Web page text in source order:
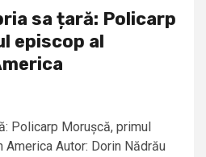
sa țară: Policarp
episcop al
Policarp Morușcă, primul
Autor: Dorin Nădrău